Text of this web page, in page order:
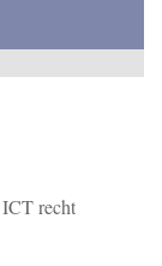
recht